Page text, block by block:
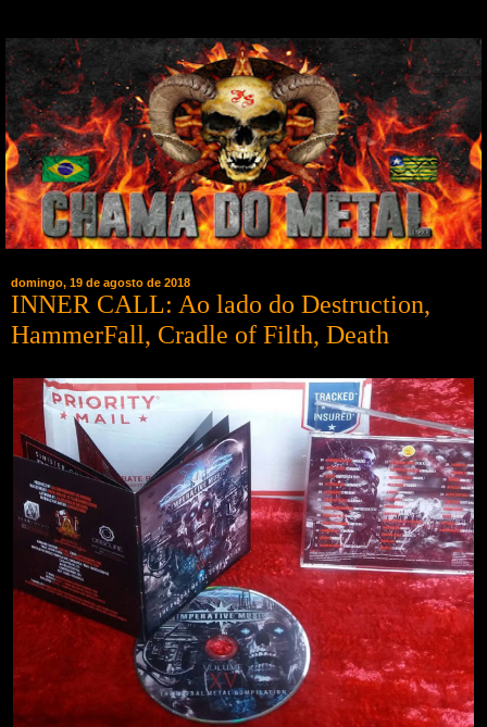
domingo, 19 de agosto de 2018
INNER CALL: Ao lado do Destruction,
HammerFall, Cradle of Filth, Death